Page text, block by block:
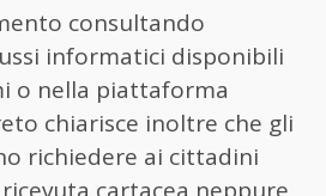
consultando
informatici disponibili
o nella piattaforma
chiarisce inoltre che gli
richiedere ai cittadini